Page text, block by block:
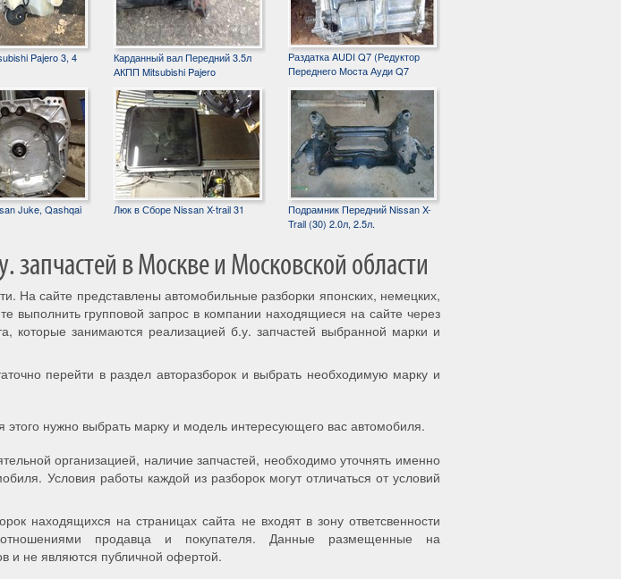
Pajero 3, 4
Карданный вал Передний 3.5л
АКПП Mitsubishi Pajero
Раздатка AUDI Q7 (Редуктор
Переднего Моста Ауди Q7
Juke, Qashqai
Люк в Сборе Nissan X-trail 31
Подрамник Передний Nissan X-
Trail (30) 2.0л, 2.5л.
в Москве и Московской области
На сайте представлены автомобильные разборки японских, немецких,
выполнить групповой запрос в компании находящиеся на сайте через
которые занимаются реализацией б.у. запчастей выбранной марки и
перейти в раздел авторазборок и выбрать необходимую марку и
этого нужно выбрать марку и модель интересующего вас автомобиля.
организацией, наличие запчастей, необходимо уточнять именно
Условия работы каждой из разборок могут отличаться от условий
находящихся на страницах сайта не входят в зону ответсвенности
продавца и покупателя. Данные размещенные на
и не являются публичной офертой.